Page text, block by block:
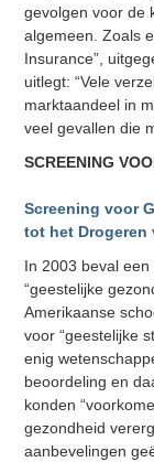
gevolgen voor de
algemeen. Zoals
Insurance”,
uitlegt: “Vele
marktaandeel in
veel gevallen die
SCREENING
Screening voor
tot het Drogeren
In 2003 beval
“geestelijke
Amerikaanse
voor “geestelijke
enig
beoordeling en
konden
gezondheid
aanbevelingen